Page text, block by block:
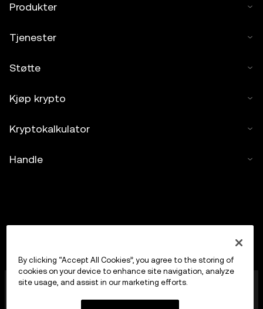
Produkter
Tjenester
Støtte
Kjøp krypto
Kryptokalkulator
Handle
OKX Europe Limited, som opererer under
By clicking “Accept All Cookies”, you agree to the storing of
cookies on your device to enhance site navigation, analyze
site usage, and assist in our marketing efforts.